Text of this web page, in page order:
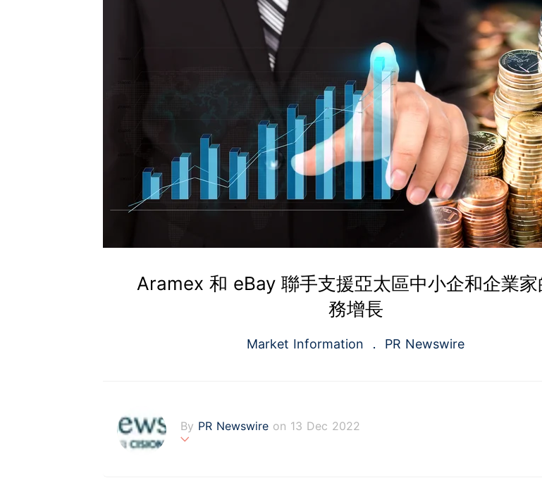
Aramex 和 eBay 聯手支援亞太區中小企和企業家
務增長
Market Information PR Newswire
By PR Newswire on 13 Dec 2022